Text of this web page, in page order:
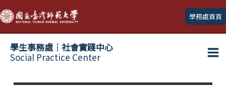
跳
至
主
學務處首頁
學生事務處┆社會實踐中心
Social Practice Center